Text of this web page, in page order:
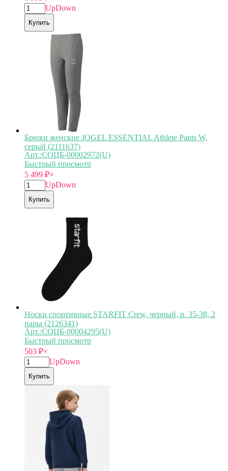
UpDown
Купить
Брюки женские JOGEL ESSENTIAL Athlete Pants W,
серый (2111637)
Арт.:СОЦБ-00002972(U)
Быстрый просмотр
5 499 ₽×
UpDown
Купить
Носки спортивные STARFIT Crew, черный, р. 35-38, 2
пары (2126341)
Арт.:СОЦБ-00004295(U)
Быстрый просмотр
503 ₽×
UpDown
Купить